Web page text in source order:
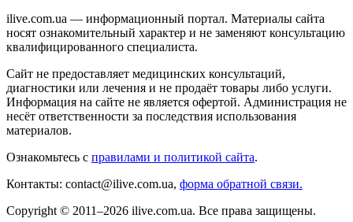
ilive.com.ua — информационный портал. Материалы сайта
носят ознакомительный характер и не заменяют консультацию
квалифицированного специалиста.
Сайт не предоставляет медицинских консультаций,
диагностики или лечения и не продаёт товары либо услуги.
Информация на сайте не является офертой. Администрация не
несёт ответственности за последствия использования
материалов.
Ознакомьтесь с правилами и политикой сайта.
Контакты: contact@ilive.com.ua, форма обратной связи.
Copyright © 2011–2026 ilive.com.ua. Все права защищены.